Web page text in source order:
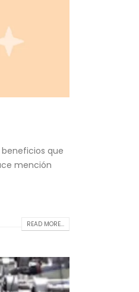
que
mención
READ MORE...